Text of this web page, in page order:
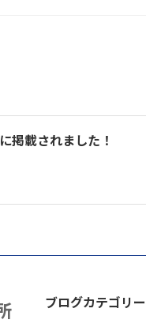
掲載されました！
ブログカテゴリー